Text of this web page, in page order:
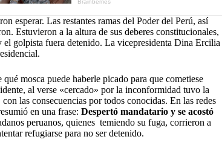
esperar. Las restantes ramas del Poder del Perú, así
Estuvieron a la altura de sus deberes constitucionales,
golpista fuera detenido. La vicepresidenta Dina Ercilia
mosca puede haberle picado para que cometiese
al verse «cercado» por la inconformidad tuvo la
las consecuencias por todos conocidas. En las redes
en una frase: Despertó mandatario y se acostó
peruanos, quienes temiendo su fuga, corrieron a
refugiarse para no ser detenido.